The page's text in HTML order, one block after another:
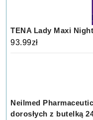
TENA Lady Maxi
93.99zł
Neilmed
dorosłych z butelką